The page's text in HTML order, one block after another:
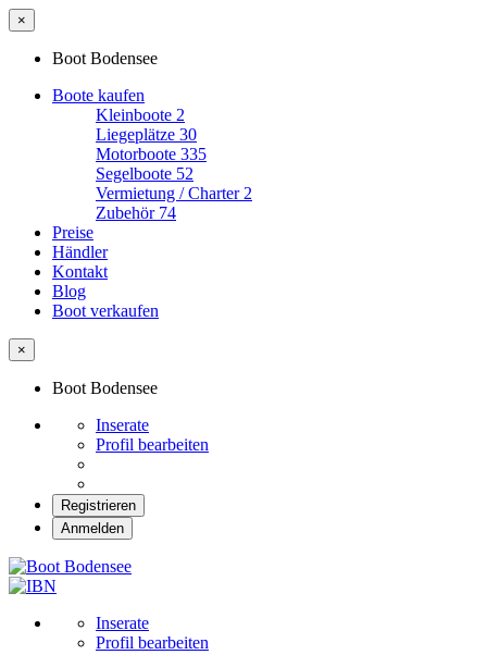
×
Boot Bodensee
Boote kaufen
Kleinboote 2
Liegeplätze 30
Motorboote 335
Segelboote 52
Vermietung / Charter 2
Zubehör 74
Preise
Händler
Kontakt
Blog
Boot verkaufen
×
Boot Bodensee
Inserate
Profil bearbeiten
Registrieren
Anmelden
Inserate
Profil bearbeiten